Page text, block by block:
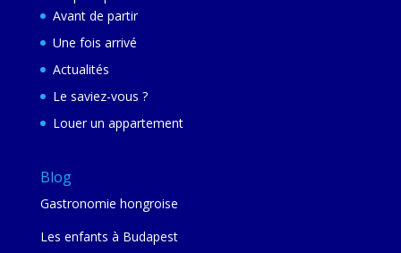
Avant de partir
Une fois arrivé
Actualités
Le saviez-vous ?
Louer un appartement
Blog
Gastronomie hongroise
Les enfants à Budapest